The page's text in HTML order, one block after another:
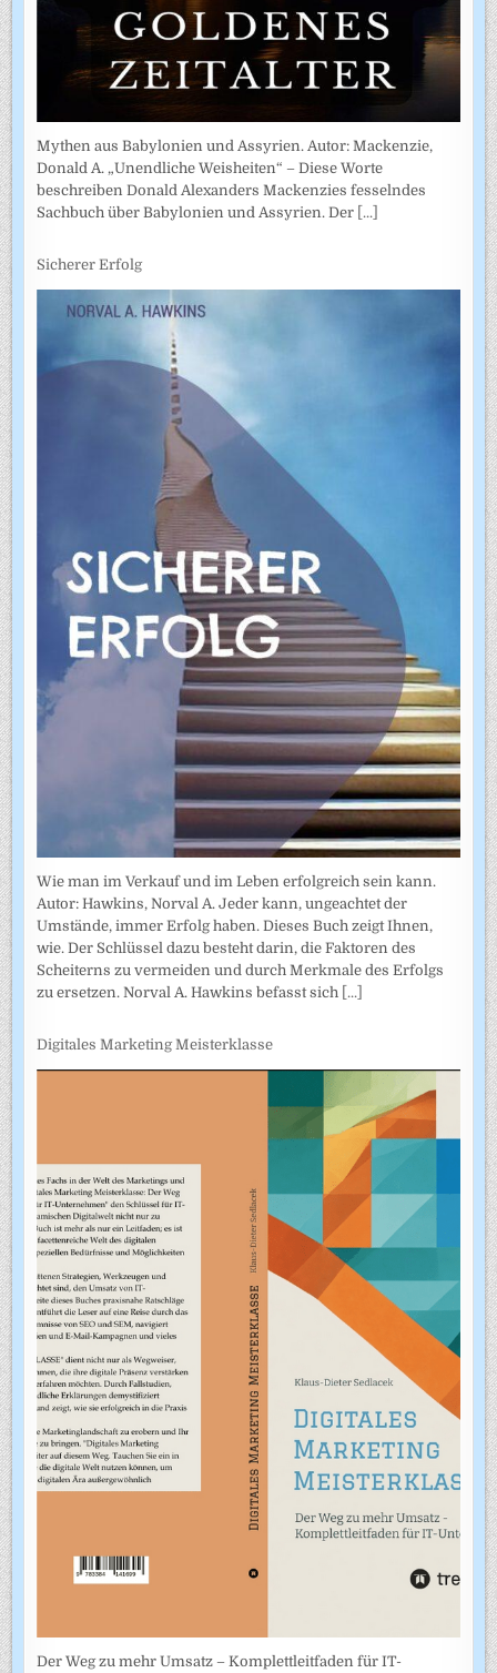
Mythen aus Babylonien und Assyrien. Autor: Mackenzie,
Donald A. „Unendliche Weisheiten“ – Diese Worte
beschreiben Donald Alexanders Mackenzies fesselndes
Sachbuch über Babylonien und Assyrien. Der [...]
Sicherer Erfolg
Wie man im Verkauf und im Leben erfolgreich sein kann.
Autor: Hawkins, Norval A. Jeder kann, ungeachtet der
Umstände, immer Erfolg haben. Dieses Buch zeigt Ihnen,
wie. Der Schlüssel dazu besteht darin, die Faktoren des
Scheiterns zu vermeiden und durch Merkmale des Erfolgs
zu ersetzen. Norval A. Hawkins befasst sich [...]
Digitales Marketing Meisterklasse
Der Weg zu mehr Umsatz – Komplettleitfaden für IT-